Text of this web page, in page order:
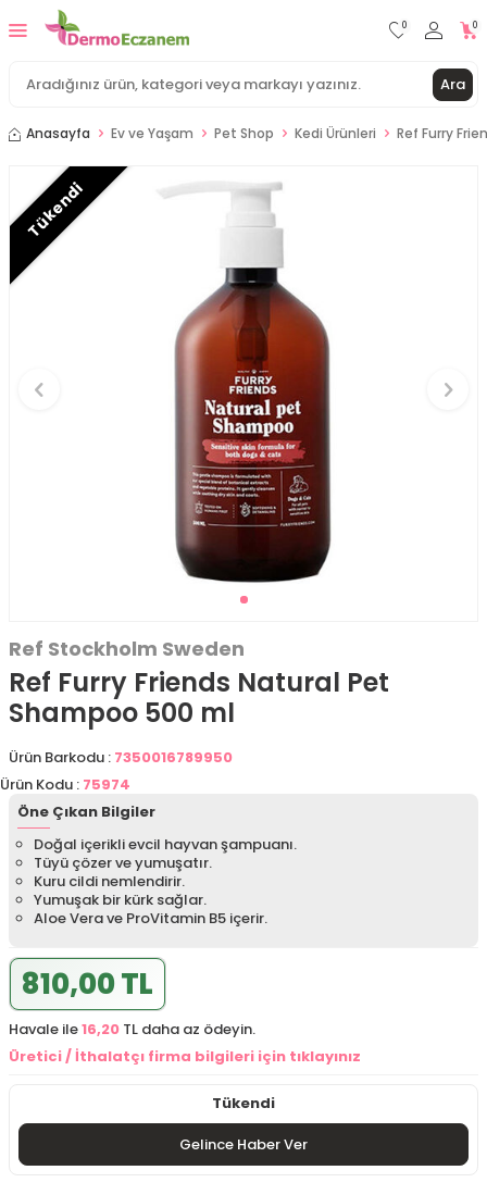
Ara
0 0
Anasayfa Ev ve Yaşam Pet Shop Kedi Ürünleri Ref Furry
Tükendi
Ref Stockholm Sweden
Ref Furry Friends Natural Pet
Shampoo 500 ml
Ürün Barkodu : 7350016789950
Ürün Kodu : 75974
Öne Çıkan Bilgiler
Doğal içerikli evcil hayvan şampuanı.
Tüyü çözer ve yumuşatır.
Kuru cildi nemlendirir.
Yumuşak bir kürk sağlar.
Aloe Vera ve ProVitamin B5 içerir.
810,00 TL
Havale ile16,20 TL daha az ödeyin.
Üretici / İthalatçı firma bilgileri için tıklayınız
Tükendi
Gelince Haber Ver